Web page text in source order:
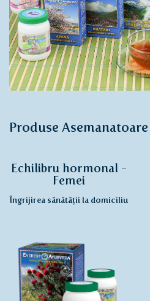
Produse Asemanatoare
Echilibru hormonal -
Femei
Îngrijirea sănătății la domiciliu